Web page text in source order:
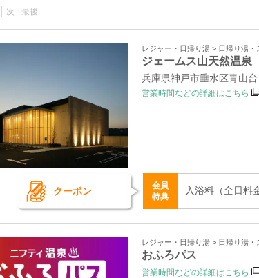
次 最後
レジャー・日帰り湯 > 日帰り湯・
ジェームス山天然温
兵庫県神戸市垂水区青山台
営業時間などの詳細はこちら
クーポン
会員
特典
入浴料（全日料
レジャー・日帰り湯 > 日帰り湯・
おふろパス
営業時間などの詳細はこちら